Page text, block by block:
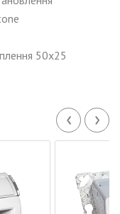
50х25
‹ ›